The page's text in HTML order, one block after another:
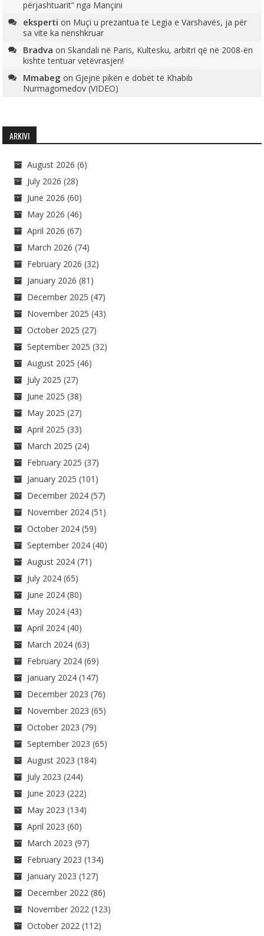
përjashtuarit” nga Mançini
eksperti on Muçi u prezantua te Legia e Varshavës, ja për
sa vite ka nënshkruar
Bradva onSkandali në Paris, Kultesku, arbitri që në 2008-ën
kishte tentuar vetëvrasjen!
Mmabeg onGjejnë pikën e dobët të Khabib
Nurmagomedov (VIDEO)
ARKIVI
August 2026 (6)
July 2026 (28)
June 2026 (60)
May 2026 (46)
April 2026 (67)
March 2026 (74)
February 2026 (32)
January 2026 (81)
December 2025 (47)
November 2025 (43)
October 2025 (27)
September 2025 (32)
August 2025 (46)
July 2025 (27)
June 2025 (38)
May 2025 (27)
April 2025 (33)
March 2025 (24)
February 2025 (37)
January 2025 (101)
December 2024 (57)
November 2024 (51)
October 2024 (59)
September 2024 (40)
August 2024 (71)
July 2024 (65)
June 2024 (80)
May 2024 (43)
April 2024 (40)
March 2024 (63)
February 2024 (69)
January 2024 (147)
December 2023 (76)
November 2023 (65)
October 2023 (79)
September 2023 (65)
August 2023 (184)
July 2023 (244)
June 2023 (222)
May 2023 (134)
April 2023 (60)
March 2023 (97)
February 2023 (134)
January 2023 (127)
December 2022 (86)
November 2022 (123)
October 2022 (112)